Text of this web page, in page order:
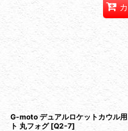
G-moto デュアルロケットカウル
ト 丸フォグ [Q2-7]